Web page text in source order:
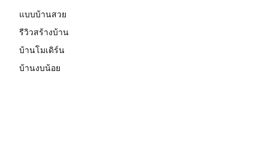
แบบบ้านสวย
รีวิวสร้างบ้าน
บ้านโมเดิร์น
บ้านงบน้อย